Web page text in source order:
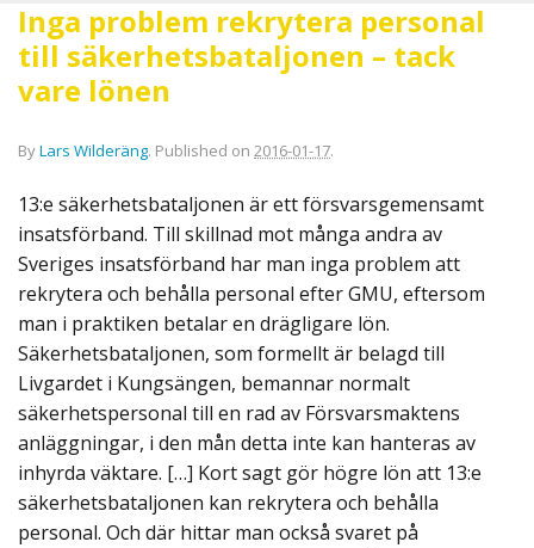
Inga problem rekrytera personal
till säkerhetsbataljonen – tack
vare lönen
ByLars Wilderäng. Published on 2016-01-17.
13:e säkerhetsbataljonen är ett försvarsgemensamt
insatsförband. Till skillnad mot många andra av
Sveriges insatsförband har man inga problem att
rekrytera och behålla personal efter GMU, eftersom
man i praktiken betalar en drägligare lön.
Säkerhetsbataljonen, som formellt är belagd till
Livgardet i Kungsängen, bemannar normalt
säkerhetspersonal till en rad av Försvarsmaktens
anläggningar, i den mån detta inte kan hanteras av
inhyrda väktare. […] Kort sagt gör högre lön att 13:e
säkerhetsbataljonen kan rekrytera och behålla
personal. Och där hittar man också svaret på